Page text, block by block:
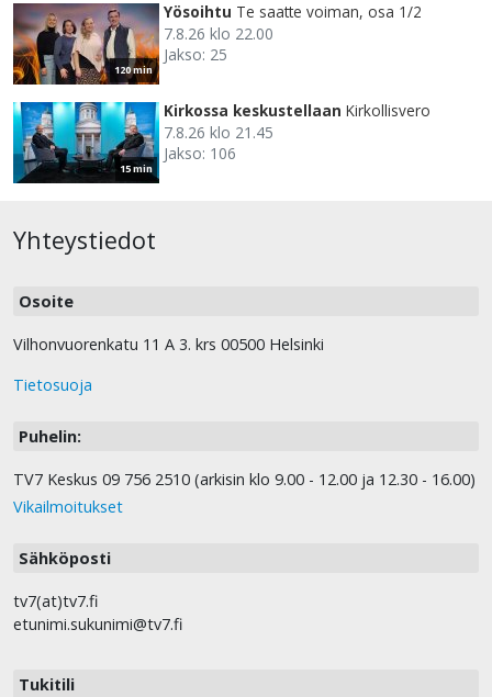
120 min
Yösoihtu Te saatte voiman, osa 1/2
7.8.26 klo 22.00
Jakso: 25
15 min
Kirkossa keskustellaan Kirkollisvero
7.8.26 klo 21.45
Jakso: 106
Yhteystiedot
Osoite
Vilhonvuorenkatu 11 A 3. krs 00500 Helsinki
Tietosuoja
Puhelin:
TV7 Keskus 09 756 2510 (arkisin klo 9.00 - 12.00 ja 12.30 - 16.00)
Vikailmoitukset
Sähköposti
tv7(at)tv7.fi
etunimi.sukunimi@tv7.fi
Tukitili